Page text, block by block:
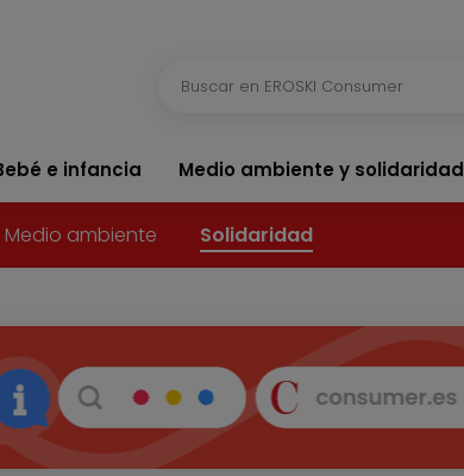
e infancia Medio ambiente y solidaridad
Medio ambiente Solidaridad